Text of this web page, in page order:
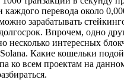
каждого перевода около
зарабатывать
Впрочем, одно
несколько интересных
Какие кошельки
ко всем проектам на